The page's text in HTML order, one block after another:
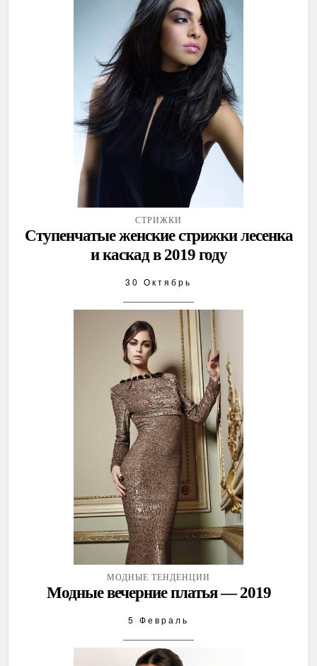
СТРИЖКИ
Ступенчатые женские стрижки лесенка
и каскад в 2019 году
30 Октябрь
МОДНЫЕ ТЕНДЕНЦИИ
Модные вечерние платья — 2019
5 Февраль